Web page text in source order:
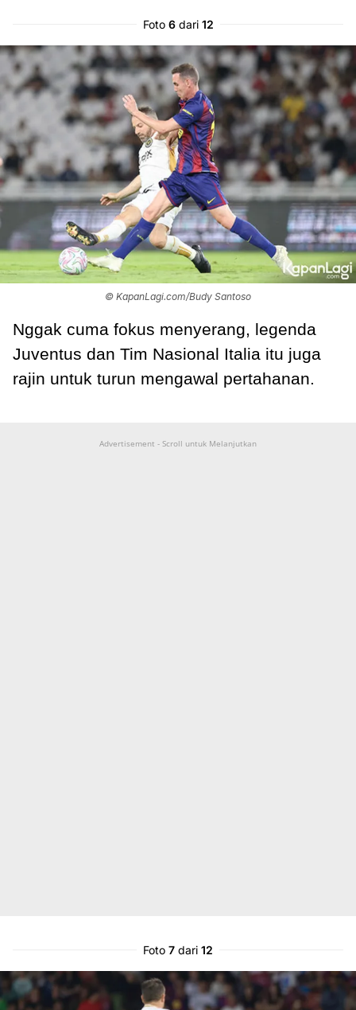
Foto 6dari 12
© KapanLagi.com/Budy Santoso
Nggak cuma fokus menyerang, legenda
Juventus dan Tim Nasional Italia itu juga
rajin untuk turun mengawal pertahanan.
Advertisement - Scroll untuk Melanjutkan
Foto 7 dari 12